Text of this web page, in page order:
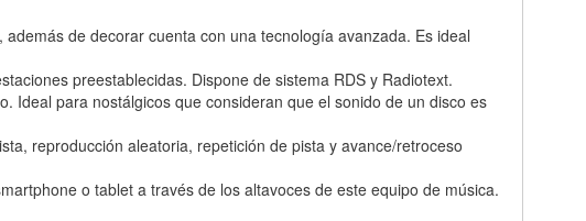
de decorar cuenta con una tecnología avanzada. Es ideal
preestablecidas. Dispone de sistema RDS y Radiotext.
Ideal para nostálgicos que consideran que el sonido de un disco es
reproducción aleatoria, repetición de pista y avance/retroceso
o tablet a través de los altavoces de este equipo de música.